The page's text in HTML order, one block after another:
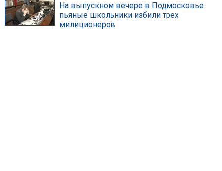
На выпускном вечере в Подмосковье
пьяные школьники избили трех
милиционеров